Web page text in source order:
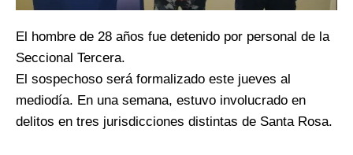
El hombre de 28 años fue detenido por personal de la
Seccional Tercera.
El sospechoso será formalizado este jueves al
mediodía. En una semana, estuvo involucrado en
delitos en tres jurisdicciones distintas de Santa Rosa.